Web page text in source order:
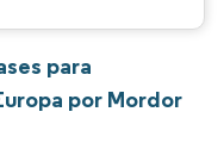
para
por Mordor